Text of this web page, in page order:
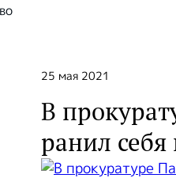
25 мая 2021
В
ранил себя